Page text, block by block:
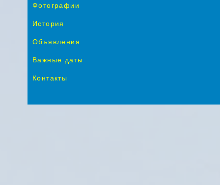
Фотографии
История
Объявления
Важные даты
Контакты